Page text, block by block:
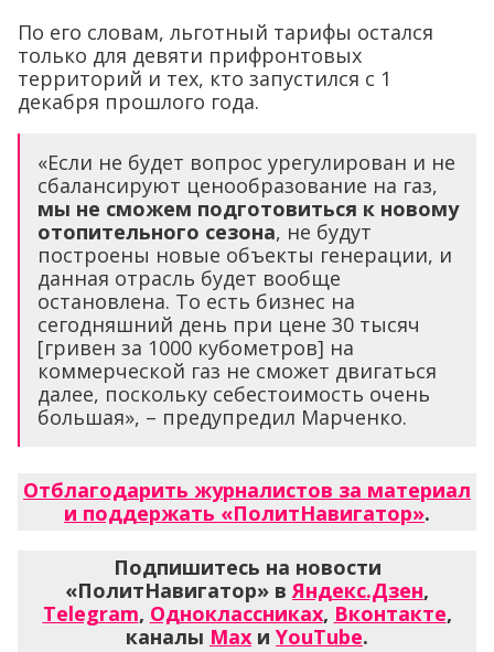
По его словам, льготный тарифы остался
только для девяти прифронтовых
территорий и тех, кто запустился с 1
декабря прошлого года.
«Если не будет вопрос урегулирован и не
сбалансируют ценообразование на газ,
мы не сможем подготовиться к новому
отопительного сезона, не будут
построены новые объекты генерации, и
данная отрасль будет вообще
остановлена. То есть бизнес на
сегодняшний день при цене 30 тысяч
[гривен за 1000 кубометров] на
коммерческой газ не сможет двигаться
далее, поскольку себестоимость очень
большая», – предупредил Марченко.
Отблагодарить журналистов за материал
и поддержать «ПолитНавигатор».
Подпишитесь на новости
«ПолитНавигатор» вЯндекс.Дзен,
Telegram, Одноклассниках, Вконтакте,
каналы Max и YouTube.